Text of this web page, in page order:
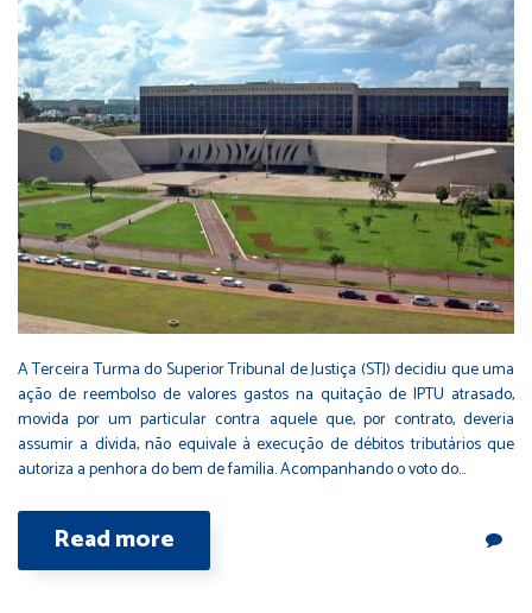
A Terceira Turma do Superior Tribunal de Justiça (STJ) decidiu que uma
ação de reembolso de valores gastos na quitação de IPTU atrasado,
movida por um particular contra aquele que, por contrato, deveria
assumir a dívida, não equivale à execução de débitos tributários que
autoriza a penhora do bem de família. Acompanhando o voto do…
Read more